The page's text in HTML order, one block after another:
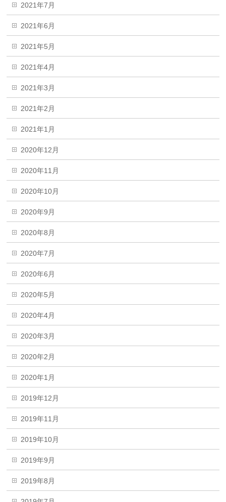
2021年7月
2021年6月
2021年5月
2021年4月
2021年3月
2021年2月
2021年1月
2020年12月
2020年11月
2020年10月
2020年9月
2020年8月
2020年7月
2020年6月
2020年5月
2020年4月
2020年3月
2020年2月
2020年1月
2019年12月
2019年11月
2019年10月
2019年9月
2019年8月